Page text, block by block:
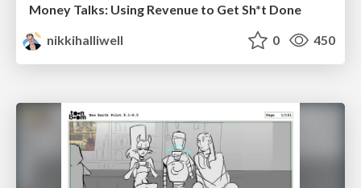
Money Talks: Using Revenue to Get Sh*t Done
nikkihalliwell
0 450